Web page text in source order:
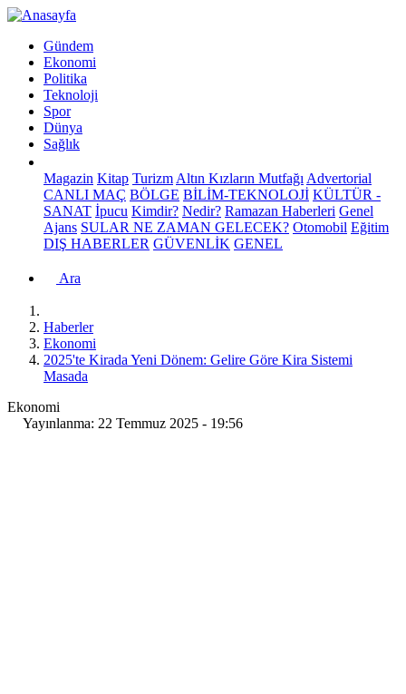
Gündem
Ekonomi
Politika
Teknoloji
Spor
Dünya
Sağlık
Magazin Kitap Turizm Altın Kızların Mutfağı Advertorial
CANLI MAÇ BÖLGE BİLİM-TEKNOLOJİ KÜLTÜR -
SANAT İpucu Kimdir? Nedir? Ramazan Haberleri Genel
Ajans SULAR NE ZAMAN GELECEK? Otomobil Eğitim
DIŞ HABERLER GÜVENLİK GENEL
Ara
Haberler
Ekonomi
2025'te Kirada Yeni Dönem: Gelire Göre Kira Sistemi
Masada
Ekonomi
Yayınlanma: 22 Temmuz 2025 - 19:56